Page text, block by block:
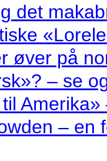
det
øver på
– se
– en